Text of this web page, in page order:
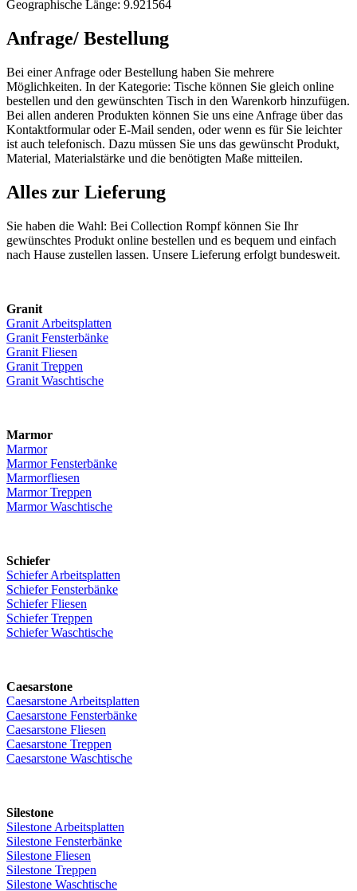
Geographische Länge: 9.921564
Anfrage/ Bestellung
Bei einer Anfrage oder Bestellung haben Sie mehrere
Möglichkeiten. In der Kategorie: Tische können Sie gleich online
bestellen und den gewünschten Tisch in den Warenkorb hinzufügen.
Bei allen anderen Produkten können Sie uns eine Anfrage über das
Kontaktformular oder E-Mail senden, oder wenn es für Sie leichter
ist auch telefonisch. Dazu müssen Sie uns das gewünscht Produkt,
Material, Materialstärke und die benötigten Maße mitteilen.
Alles zur Lieferung
Sie haben die Wahl: Bei Collection Rompf können Sie Ihr
gewünschtes Produkt online bestellen und es bequem und einfach
nach Hause zustellen lassen. Unsere Lieferung erfolgt bundesweit.
Granit
Granit Arbeitsplatten
Granit Fensterbänke
Granit Fliesen
Granit Treppen
Granit Waschtische
Marmor
Marmor
Marmor Fensterbänke
Marmorfliesen
Marmor Treppen
Marmor Waschtische
Schiefer
Schiefer Arbeitsplatten
Schiefer Fensterbänke
Schiefer Fliesen
Schiefer Treppen
Schiefer Waschtische
Caesarstone
Caesarstone Arbeitsplatten
Caesarstone Fensterbänke
Caesarstone Fliesen
Caesarstone Treppen
Caesarstone Waschtische
Silestone
Silestone Arbeitsplatten
Silestone Fensterbänke
Silestone Fliesen
Silestone Treppen
Silestone Waschtische